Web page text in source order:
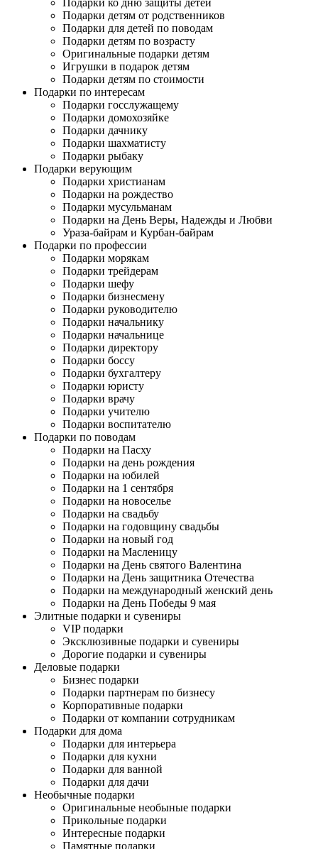
Подарки ко дню защиты детей
Подарки детям от родственников
Подарки для детей по поводам
Подарки детям по возрасту
Оригинальные подарки детям
Игрушки в подарок детям
Подарки детям по стоимости
Подарки по интересам
Подарки госслужащему
Подарки домохозяйке
Подарки дачнику
Подарки шахматисту
Подарки рыбаку
Подарки верующим
Подарки христианам
Подарки на рождество
Подарки мусульманам
Подарки на День Веры, Надежды и Любви
Ураза-байрам и Курбан-байрам
Подарки по профессии
Подарки морякам
Подарки трейдерам
Подарки шефу
Подарки бизнесмену
Подарки руководителю
Подарки начальнику
Подарки начальнице
Подарки директору
Подарки боссу
Подарки бухгалтеру
Подарки юристу
Подарки врачу
Подарки учителю
Подарки воспитателю
Подарки по поводам
Подарки на Пасху
Подарки на день рождения
Подарки на юбилей
Подарки на 1 сентября
Подарки на новоселье
Подарки на свадьбу
Подарки на годовщину свадьбы
Подарки на новый год
Подарки на Масленицу
Подарки на День святого Валентина
Подарки на День защитника Отечества
Подарки на международный женский день
Подарки на День Победы 9 мая
Элитные подарки и сувениры
VIP подарки
Эксклюзивные подарки и сувениры
Дорогие подарки и сувениры
Деловые подарки
Бизнес подарки
Подарки партнерам по бизнесу
Корпоративные подарки
Подарки от компании сотрудникам
Подарки для дома
Подарки для интерьера
Подарки для кухни
Подарки для ванной
Подарки для дачи
Необычные подарки
Оригинальные необыные подарки
Прикольные подарки
Интересные подарки
Памятные подарки